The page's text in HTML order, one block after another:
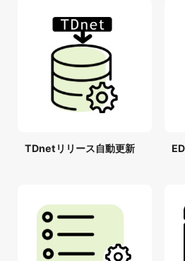
TDnetリリース自動更新